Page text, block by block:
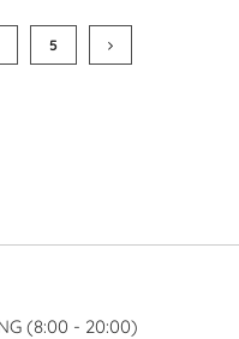
5
(8:00 - 20:00)